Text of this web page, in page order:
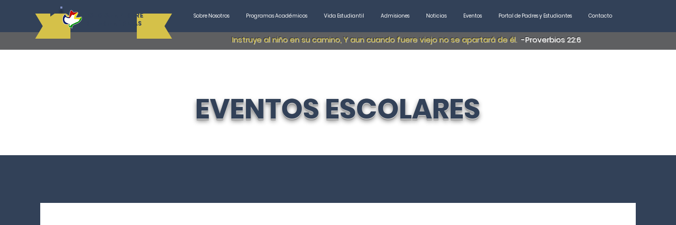
Instruye al niño en su camino, Y aun cuando fuere viejo no se apartará de él.-Proverbios 22:6
LICEO CAMPESTRE
DE LAS AMÉRICAS
Sobre Nosotros Programas Académicos Vida Estudiantil Admisiones Noticias Eventos Portal de Padres y Estudiantes Contacto
EVENTOS ESCOLARES